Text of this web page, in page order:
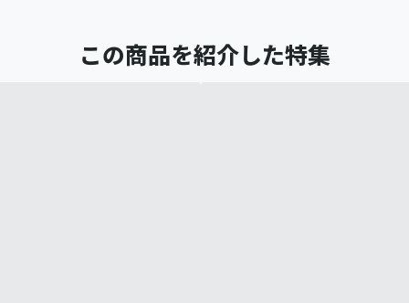
この商品を紹介した特集